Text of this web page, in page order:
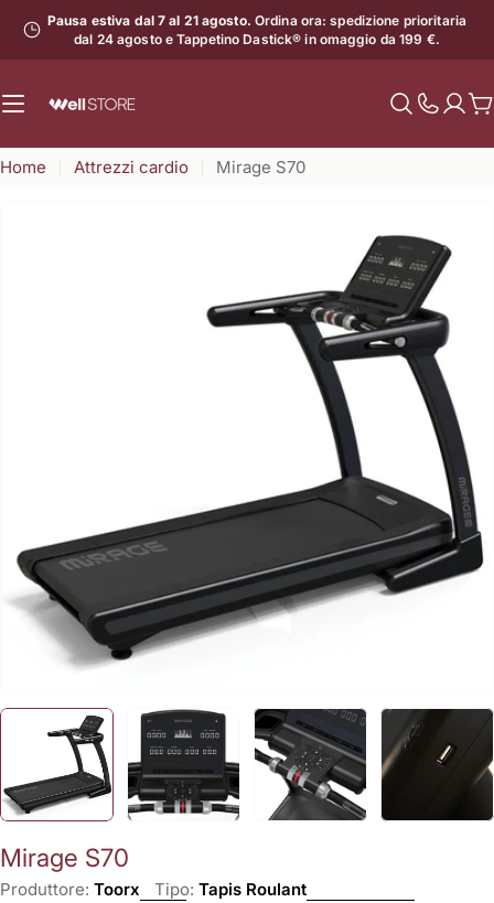
contenuto
Pausa estiva dal 7 al 21 agosto. Ordina ora: spedizione prioritaria
dal 24 agosto e Tappetino Dastick® in omaggio da 199 €.
il
Home Attrezzi cardio Mirage S70
Mirage S70
Produttore: Toorx Tipo: Tapis Roulant